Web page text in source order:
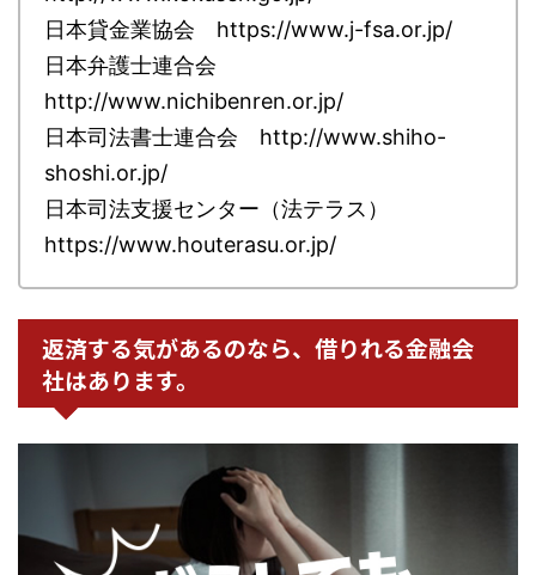
日本貸金業協会 https://www.j-fsa.or.jp/
日本弁護士連合会
http://www.nichibenren.or.jp/
日本司法書士連合会 http://www.shiho-
shoshi.or.jp/
日本司法支援センター（法テラス）
https://www.houterasu.or.jp/
返済する気があるのなら、借りれる金融会
社はあります。